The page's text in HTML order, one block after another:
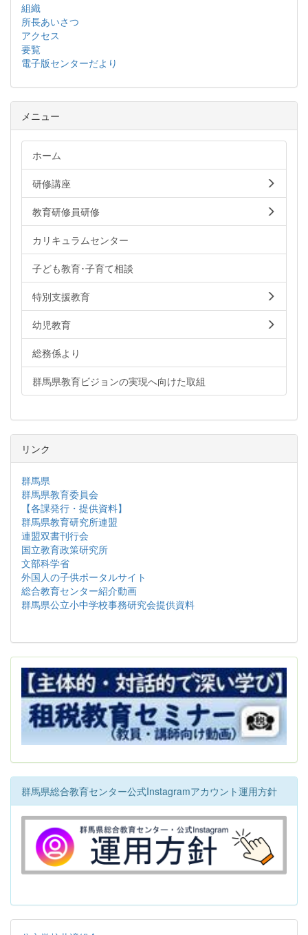
組織
所長あいさつ
アクセス
要覧
電子版センターだより
メニュー
ホーム
研修講座
教育研修員研修
カリキュラムセンター
子ども教育･子育て相談
特別支援教育
幼児教育
総務係より
群馬県教育ビジョンの実現へ向けた取組
リンク
群馬県
群馬県教育委員会
【各課発行・提供資料】
群馬県教育研究所連盟
連盟双書刊行会
国立教育政策研究所
文部科学省
外国人の子供ポータルサイト
総合教育センター紹介動画
群馬県公立小中学校事務研究会提供資料
群馬県総合教育センター公式Instagramアカウント運用方針